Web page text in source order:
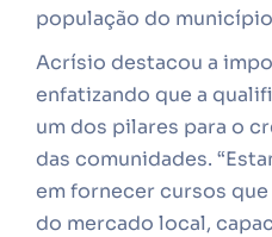
população do
Acrísio destacou a
enfatizando que a
um dos pilares para o
das comunidades.
em fornecer cursos
do mercado local,